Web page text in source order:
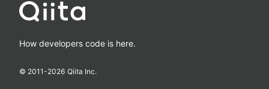
How developers code is here.
© 2011-2026 Qiita Inc.